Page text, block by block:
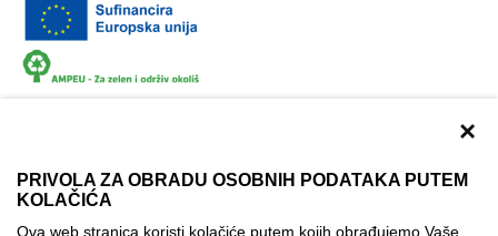
×
PRIVOLA ZA OBRADU OSOBNIH PODATAKA PUTEM
KOLAČIĆA
Ova web stranica koristi kolačiće putem kojih obrađujemo Vaše